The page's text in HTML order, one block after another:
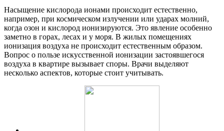
Насыщение кислорода ионами происходит естественно,
например, при космическом излучении или ударах молний,
когда озон и кислород ионизируются. Это явление особенно
заметно в горах, лесах и у моря. В жилых помещениях
ионизация воздуха не происходит естественным образом.
Вопрос о пользе искусственной ионизации застоявшегося
воздуха в квартире вызывает споры. Врачи выделяют
несколько аспектов, которые стоит учитывать.